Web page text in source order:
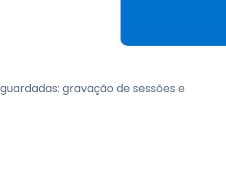
&
gravação de sessões e